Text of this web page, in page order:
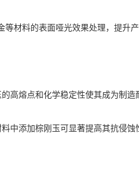
材料的表面哑光效果处理，提升
熔点和化学稳定性使其成为制造
添加棕刚玉可显著提高其抗侵蚀